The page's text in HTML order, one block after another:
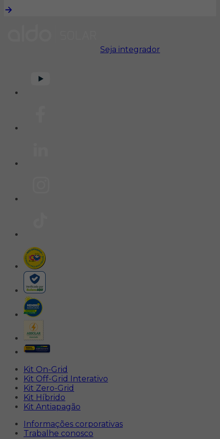
Seja integrador
Kit On-Grid
Kit Off-Grid Interativo
Kit Zero-Grid
Kit Híbrido
Kit Antiapagão
Informações corporativas
Trabalhe conosco